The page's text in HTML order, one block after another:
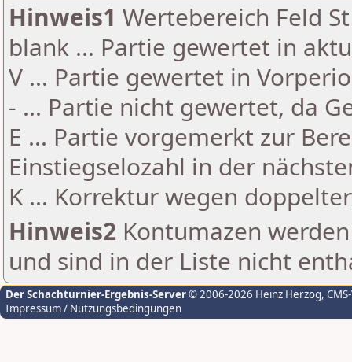
Hinweis1 Wertebereich Feld
blank ... Partie gewertet in
V ... Partie gewertet in
- ... Partie nicht gewertet, da
E ... Partie vorgemerkt zur
Einstiegselozahl in der
K ... Korrektur wegen
Hinweis2 Kontumazen
und sind in der Liste nicht
Der Schachturnier-Ergebnis-Server© 2006-2026 Heinz Herzog,
Impressum / Nutzungsbedingungen